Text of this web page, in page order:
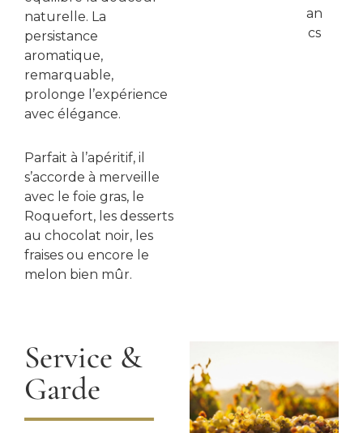
naturelle. La
persistance
aromatique,
remarquable,
prolonge l’expérience
avec élégance.
Parfait à l’apéritif, il
s’accorde à merveille
avec le foie gras, le
Roquefort, les desserts
au chocolat noir, les
fraises ou encore le
melon bien mûr.
an
cs
Service &
Garde